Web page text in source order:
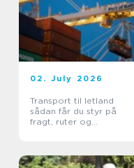
02. July 2026
Transport til letland
sådan får du styr på
fragt, ruter og